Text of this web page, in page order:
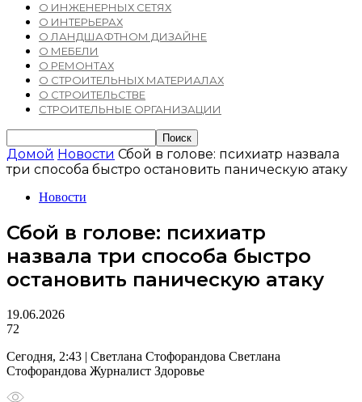
О ИНЖЕНЕРНЫХ СЕТЯХ
О ИНТЕРЬЕРАХ
О ЛАНДШАФТНОМ ДИЗАЙНЕ
О МЕБЕЛИ
О РЕМОНТАХ
О СТРОИТЕЛЬНЫХ МАТЕРИАЛАХ
О СТРОИТЕЛЬСТВЕ
СТРОИТЕЛЬНЫЕ ОРГАНИЗАЦИИ
Домой Новости Сбой в голове: психиатр назвала
три способа быстро остановить паническую атаку
Новости
Сбой в голове: психиатр
назвала три способа быстро
остановить паническую атаку
19.06.2026
72
Сегодня, 2:43 | Светлана Стофорандова Светлана
Стофорандова Журналист Здоровье